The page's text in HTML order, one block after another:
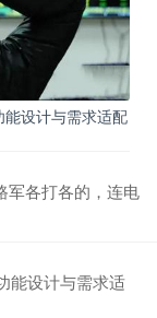
设计与需求适配
军各打各的，连电
能设计与需求适